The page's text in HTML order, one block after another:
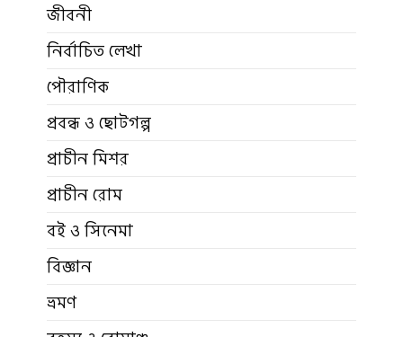
জীবনী
নির্বাচিত লেখা
পৌরাণিক
প্রবন্ধ ও ছোটগল্প
প্রাচীন মিশর
প্রাচীন রোম
বই ও সিনেমা
বিজ্ঞান
ভ্রমণ